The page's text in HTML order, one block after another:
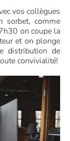
vos collègues
sorbet, comme
on coupe la
et on plonge
distribution de
convivialité!